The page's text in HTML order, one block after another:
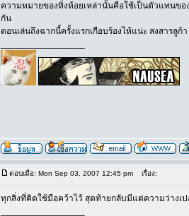
ความหมายของหิ่งห้อยเหล่านั้นคือใช้เป็นตัวแทนข
กัน
ตอนเล่นถึงฉากนี้ครั้งแรกเกือบร้องไห้แน่ะ สงสารลูก้
ตอบเมื่อ: Mon Sep 03, 2007 12:45 pm เรื่อง:
ทุกสิ่งที่คิดใช้มือคว้าไว้ สุดท้ายกลับมีแต่ความว่างเป